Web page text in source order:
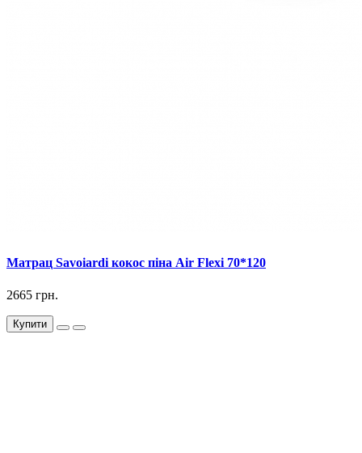
Матрац Savoiardi кокос піна Air Flexi 70*120
2665 грн.
Купити